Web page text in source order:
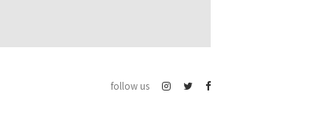
follow us